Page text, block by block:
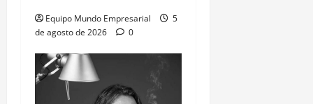
Equipo Mundo Empresarial
5
de agosto de 2026
0